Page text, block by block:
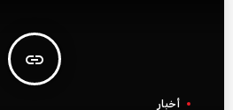
insert_link
أخبار